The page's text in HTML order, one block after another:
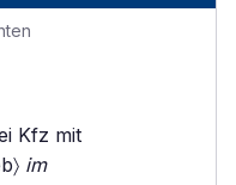
Kfz mit
im